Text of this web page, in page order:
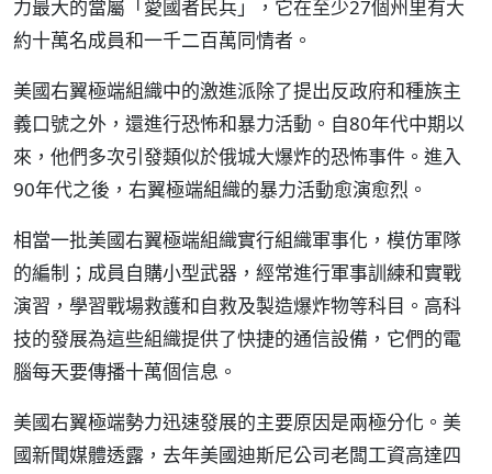
力最大的當屬「愛國者民兵」，它在至少27個州里有大
約十萬名成員和一千二百萬同情者。
美國右翼極端組織中的激進派除了提出反政府和種族主
義口號之外，還進行恐怖和暴力活動。自80年代中期以
來，他們多次引發類似於俄城大爆炸的恐怖事件。進入
90年代之後，右翼極端組織的暴力活動愈演愈烈。
相當一批美國右翼極端組織實行組織軍事化，模仿軍隊
的編制；成員自購小型武器，經常進行軍事訓練和實戰
演習，學習戰場救護和自救及製造爆炸物等科目。高科
技的發展為這些組織提供了快捷的通信設備，它們的電
腦每天要傳播十萬個信息。
美國右翼極端勢力迅速發展的主要原因是兩極分化。美
國新聞媒體透露，去年美國迪斯尼公司老闆工資高達四